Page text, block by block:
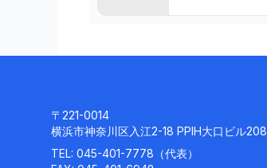
〒221-0014
横浜市神奈川区入江2-18 PPIH大口ビル208
TEL: 045-401-7778 （代表）